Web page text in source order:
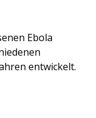
Ebola
entwickelt.